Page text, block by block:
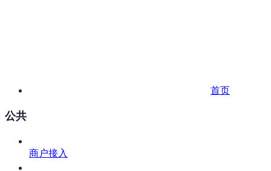
首页
公共
商户接入